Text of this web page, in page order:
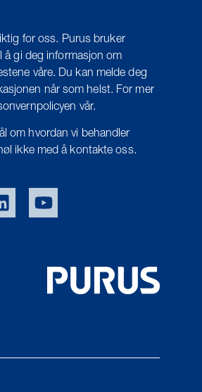
for oss. Purus bruker
å gi deg informasjon om
våre. Du kan melde deg
når som helst. For mer
vår.
om hvordan vi behandler
ikke med å kontakte oss.